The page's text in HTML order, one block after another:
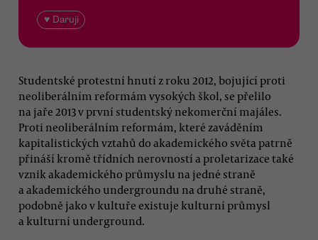
♥ Daruji
Studentské protestní hnutí z roku 2012, bojující proti
neoliberálním reformám vysokých škol, se přelilo
na jaře 2013 v první studentský nekomerční majáles.
Proti neoliberálním reformám, které zaváděním
kapitalistických vztahů do akademického světa patrně
přináší kromě třídních nerovností a proletarizace také
vznik akademického průmyslu na jedné straně
a akademického undergroundu na druhé straně,
podobně jako v kultuře existuje kulturní průmysl
a kulturní underground.